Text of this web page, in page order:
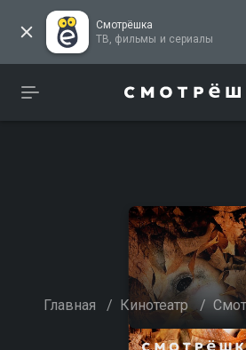
Смотрёшка
ТВ, фильмы и сериалы
Главная / Кинотеатр /